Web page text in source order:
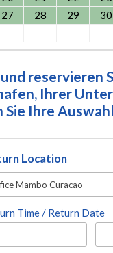
27
28 29 30
reservieren
Ihrer
Sie Ihre
Location
Mambo Curacao
Time / Return Date